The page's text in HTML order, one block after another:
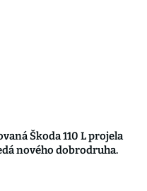
Škoda 110 L projela
nového dobrodruha.